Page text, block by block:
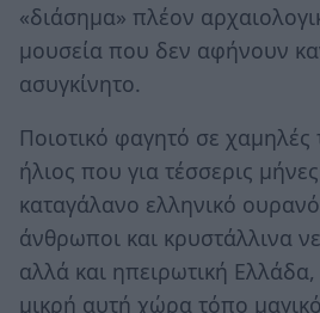
«διάσημα» πλέον
μουσεία που δεν αφήνουν
ασυγκίνητο.
Ποιοτικό φαγητό σε χαμηλές
ήλιος που για τέσσερις
καταγάλανο ελληνικό
άνθρωποι και κρυστάλλινα
αλλά και ηπειρωτική Ελλάδα,
μικρή αυτή χώρα τόπο